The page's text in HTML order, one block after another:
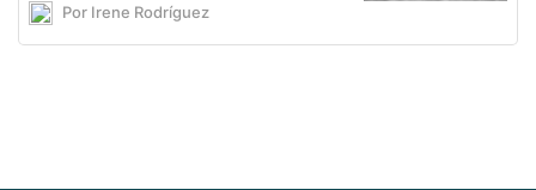
Por Irene Rodríguez